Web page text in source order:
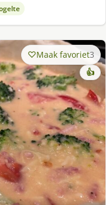
Maak favoriet3
👍